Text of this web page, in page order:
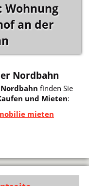
Wohnung
an der
Nordbahn
finden Sie
und Mieten:
mieten